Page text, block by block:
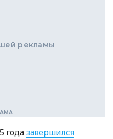
рекламы
годазавершился